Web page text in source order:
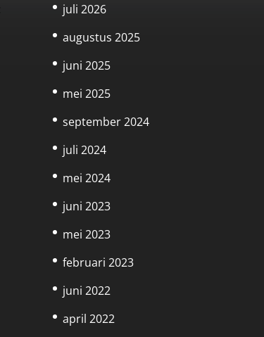
juli 2026
augustus 2025
juni 2025
mei 2025
september 2024
juli 2024
mei 2024
juni 2023
mei 2023
februari 2023
juni 2022
april 2022